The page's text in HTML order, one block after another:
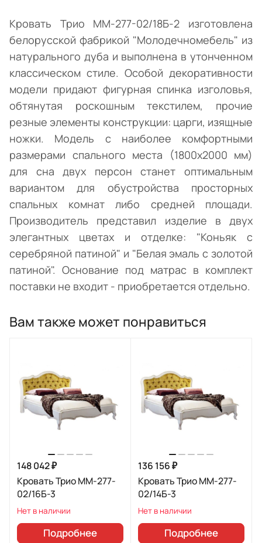
Кровать Трио ММ-277-02/18Б-2 изготовлена
белорусской фабрикой "Молодечномебель" из
натурального дуба и выполнена в утонченном
классическом стиле. Особой декоративности
модели придают фигурная спинка изголовья,
обтянутая роскошным текстилем, прочие
резные элементы конструкции: царги, изящные
ножки. Модель с наиболее комфортными
размерами спального места (1800х2000 мм)
для сна двух персон станет оптимальным
вариантом для обустройства просторных
спальных комнат либо средней площади.
Производитель представил изделие в двух
элегантных цветах и отделке: "Коньяк с
серебряной патиной" и "Белая эмаль с золотой
патиной". Основание под матрас в комплект
поставки не входит - приобретается отдельно.
Вам также может понравиться
148 042 ₽
Кровать Трио ММ-277-
02/16Б-3
Нет в наличии
Подробнее
136 156 ₽
Кровать Трио ММ-277-
02/14Б-3
Нет в наличии
Подробнее